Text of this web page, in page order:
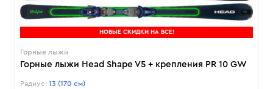
НОВЫЕ СКИДКИ НА ВСЕ!
Горные лыжи
Горные лыжи Head Shape V5 + крепления PR 10 GW
Радиус: 13 (170 см)